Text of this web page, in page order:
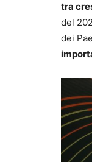
tra
del
dei